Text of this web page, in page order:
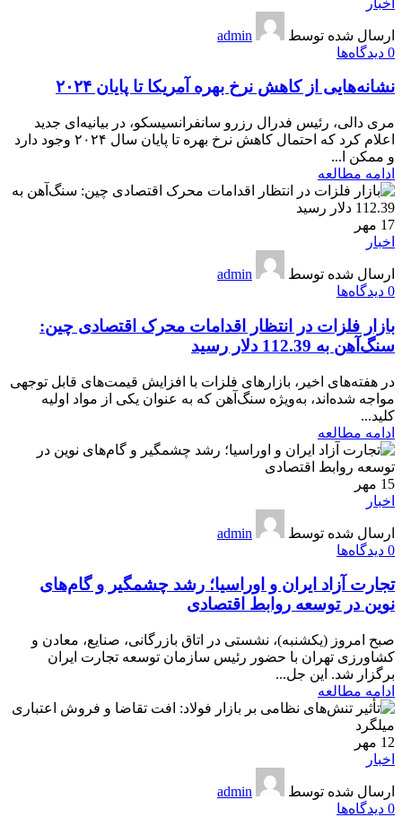
ارسال شده توسط
admin
0 دیدگاه‌ها
نشانه‌هایی از کاهش نرخ بهره آمریکا تا پایان ۲۰۲۴
مری دالی، رئیس فدرال رزرو سانفرانسیسکو، در بیانیه‌ای جدید
اعلام کرد که احتمال کاهش نرخ بهره تا پایان سال ۲۰۲۴ وجود دارد
و ممکن ا...
ادامه مطالعه
17 مهر
اخبار
ارسال شده توسط
admin
0 دیدگاه‌ها
بازار فلزات در انتظار اقدامات محرک اقتصادی چین:
سنگ‌آهن به 112.39 دلار رسید
در هفته‌های اخیر، بازارهای فلزات با افزایش قیمت‌های قابل توجهی
مواجه شده‌اند، به‌ویژه سنگ‌آهن که به عنوان یکی از مواد اولیه
کلید...
ادامه مطالعه
15 مهر
اخبار
ارسال شده توسط
admin
0 دیدگاه‌ها
تجارت آزاد ایران و اوراسیا؛ رشد چشمگیر و گام‌های
نوین در توسعه روابط اقتصادی
صبح امروز (یکشنبه)، نشستی در اتاق بازرگانی، صنایع، معادن و
کشاورزی تهران با حضور رئیس سازمان توسعه تجارت ایران
برگزار شد. این جل...
ادامه مطالعه
12 مهر
اخبار
ارسال شده توسط
admin
0 دیدگاه‌ها